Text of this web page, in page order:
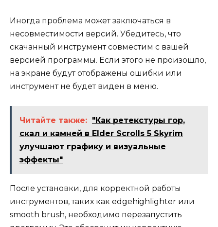
Иногда проблема может заключаться в
несовместимости версий. Убедитесь, что
скачанный инструмент совместим с вашей
версией программы. Если этого не произошло,
на экране будут отображены ошибки или
инструмент не будет виден в меню.
Читайте также: "Как ретекстуры гор,
скал и камней в Elder Scrolls 5 Skyrim
улучшают графику и визуальные
эффекты"
После установки, для корректной работы
инструментов, таких как edgehighlighter или
smooth brush, необходимо перезапустить